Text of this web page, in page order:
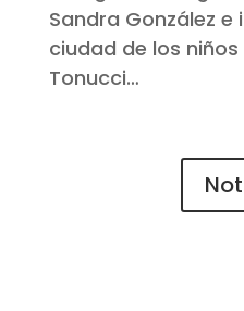
Sandra González e
ciudad de los
Tonucci…